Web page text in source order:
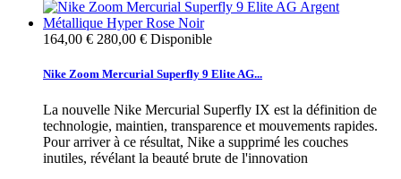
164,00 € 280,00 € Disponible
Nike Zoom Mercurial Superfly 9 Elite AG...
La nouvelle Nike Mercurial Superfly IX est la définition de
technologie, maintien, transparence et mouvements rapides.
Pour arriver à ce résultat, Nike a supprimé les couches
inutiles, révélant la beauté brute de l'innovation